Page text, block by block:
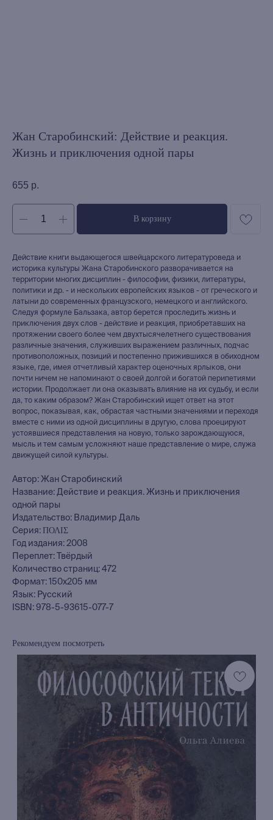
Жан Старобинский: Действие и реакция.
Жизнь и приключения одной пары
655 р.
В корзину
Действие книги выдающегося швейцарского литературоведа и
историка культуры Жана Старобинского разворачивается на
территории многих дисциплин - философии, физики, литературы,
политики и др. - и нескольких европейских языков - от греческого и
латыни до современных французского, немецкого и английского.
Следуя формуле Бальзака, автор берется проследить жизнь и
приключения двух слов - действие и реакция, приобретавших на
протяжении своего более чем двухтысячелетнего существования
различные значения, служивших выражением различных, подчас
противоположных, позиций и постепенно прижившихся в обиходном
языке, где, имея отчетливый характер оценочных ярлыков, они
почти ничем не напоминают о своей долгой и богатой перипетиями
истории. Продолжает ли она оказывать влияние на их судьбу, и если
да, то каким образом? Жан Старобинский ищет ответ на этот
вопрос, показывая, как, обрастая частными значениями и переходя
вместе с ними из одной дисциплины в другую, слова проецируют
устоявшиеся представления на новую, только зарождающуюся,
мысль и тем самым усложняют наше представление о мире, служа
движущей силой культуры.
Автор: Жан Старобинский
Название: Действие и реакция. Жизнь и приключения
одной пары
Издательство: Владимир Даль
Серия: ΠΟΛΙΣ
Год издания: 2008
Переплет: Твёрдый
Количество страниц: 472
Формат: 150x205 мм
Язык: Русский
ISBN: 978-5-93615-077-7
Рекомендуем посмотреть